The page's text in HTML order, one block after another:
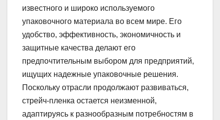
известного и широко используемого
упаковочного материала во всем мире. Его
удобство, эффективность, экономичность и
защитные качества делают его
предпочтительным выбором для предприятий,
ищущих надежные упаковочные решения.
Поскольку отрасли продолжают развиваться,
стрейч-пленка остается неизменной,
адаптируясь к разнообразным потребностям в